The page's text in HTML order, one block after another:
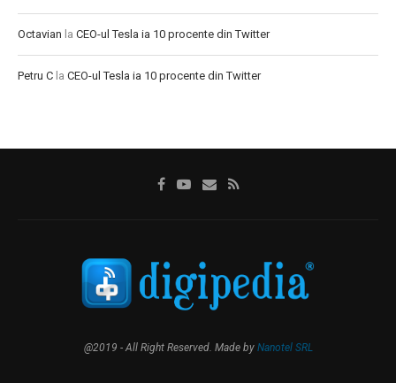
Octavian la CEO-ul Tesla ia 10 procente din Twitter
Petru C la CEO-ul Tesla ia 10 procente din Twitter
@2019 - All Right Reserved. Made by Nanotel SRL